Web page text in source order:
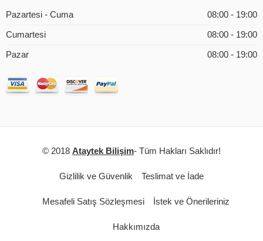
Pazartesi - Cuma 08:00 - 19:00
Cumartesi 08:00 - 19:00
Pazar 08:00 - 19:00
© 2018 Ataytek Bilişim- Tüm Hakları Saklıdır!
Gizlilik ve Güvenlik Teslimat ve İade
Mesafeli Satış Sözleşmesi İstek ve Önerileriniz
Hakkımızda